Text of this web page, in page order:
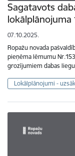
Sagatavots
07.10.2025.
Ropažu novada
pieņēma lēmumu
grozījumiem dabas
Lokālplānojumi -